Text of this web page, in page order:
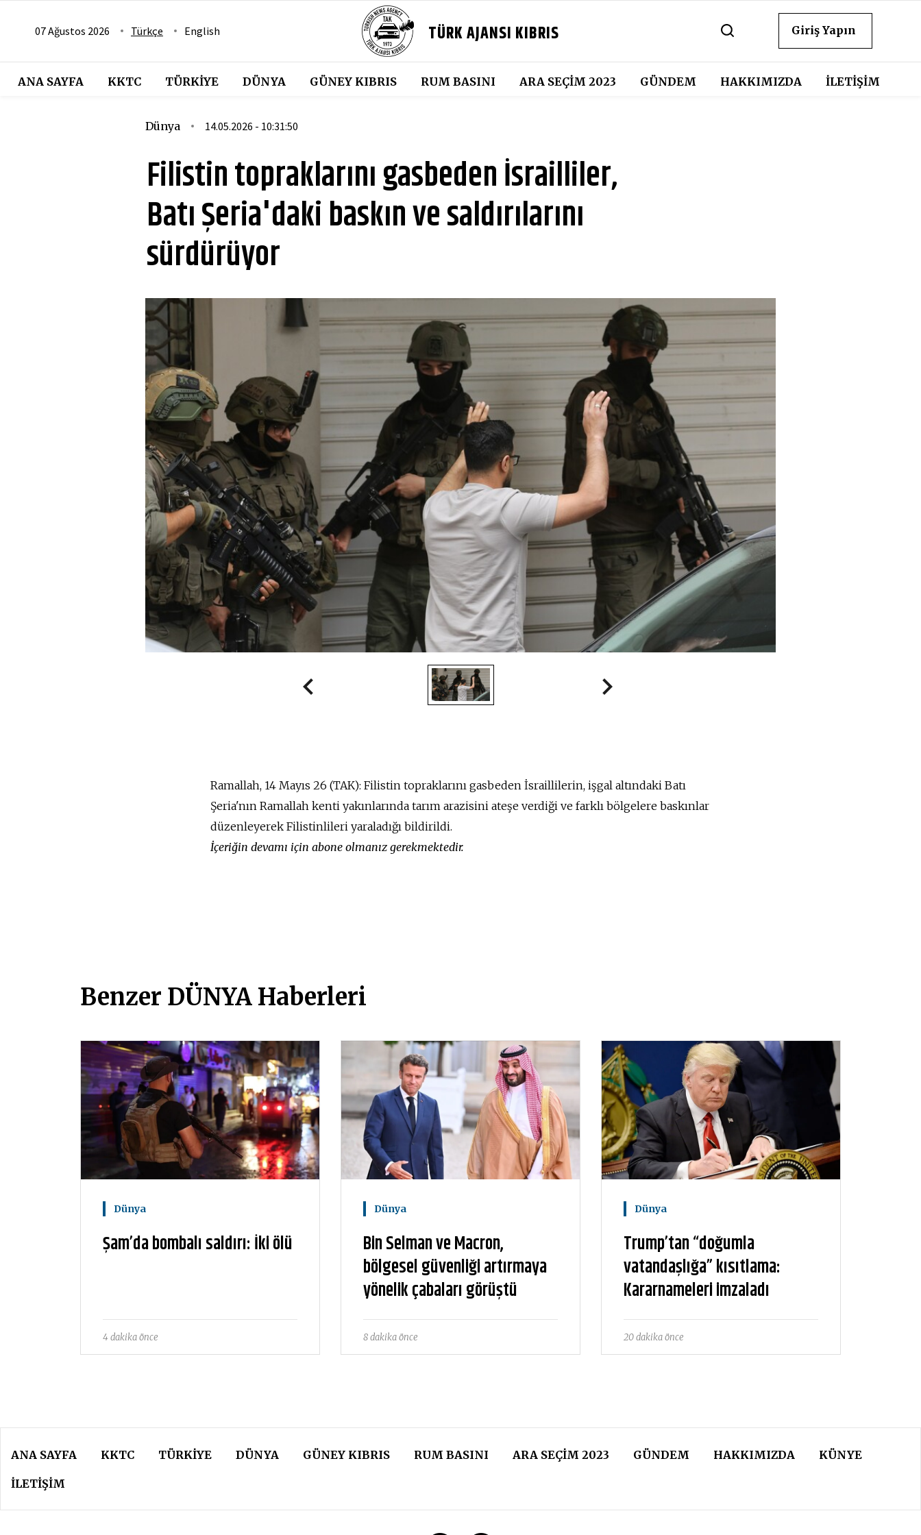
07 Ağustos 2026 Türkçe English TÜRK AJANSI KIBRIS Giriş Yapın
ANA SAYFA KKTC TÜRKIYE DÜNYA GÜNEY KIBRIS RUM BASINI ARA SEÇIM 2023 GÜNDEM HAKKIMIZDA İLETİŞİM
Dünya 14.05.2026 - 10:31:50
Filistin topraklarını gasbeden İsrailliler,
Batı Şeria'daki baskın ve saldırılarını
sürdürüyor
Ramallah, 14 Mayıs 26 (TAK): Filistin topraklarını gasbeden İsraillilerin, işgal altındaki Batı
Şeria'nın Ramallah kenti yakınlarında tarım arazisini ateşe verdiği ve farklı bölgelere baskınlar
düzenleyerek Filistinlileri yaraladığı bildirildi.
İçeriğin devamı için abone olmanız gerekmektedir.
Benzer DÜNYA Haberleri
Dünya
Şam’da bombalı saldırı: İki ölü
4 dakika önce
Dünya
Bin Selman ve Macron,
bölgesel güvenliği artırmaya
yönelik çabaları görüştü
8 dakika önce
Dünya
Trump’tan “doğumla
vatandaşlığa” kısıtlama:
Kararnameleri imzaladı
20 dakika önce
ANA SAYFA KKTC TÜRKIYE DÜNYA GÜNEY KIBRIS RUM BASINI ARA SEÇIM 2023 GÜNDEM HAKKIMIZDA KÜNYE
İLETİŞİM